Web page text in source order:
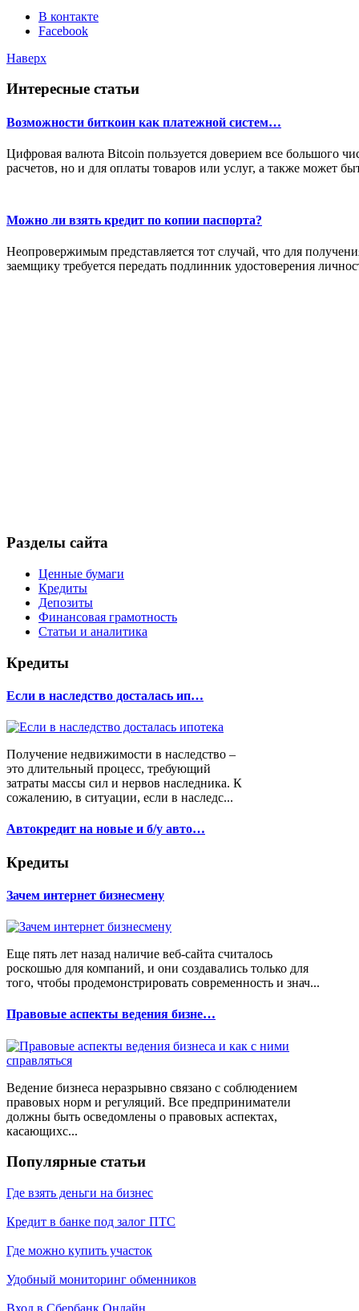
В контакте
Facebook
Наверх
Интересные статьи
Возможности биткоин как платежной систем…
Цифровая валюта Bitcoin пользуется доверием все большого
расчетов, но и для оплаты товаров или услуг, а также может
Можно ли взять кредит по копии паспорта?
Неопровержимым представляется тот случай, что для
заемщику требуется передать подлинник удостоверения
Разделы сайта
Ценные бумаги
Кредиты
Депозиты
Финансовая грамотность
Статьи и аналитика
Кредиты
Если в наследство досталась ип…
Получение недвижимости в наследство –
это длительный процесс, требующий
затраты массы сил и нервов наследника. К
сожалению, в ситуации, если в наследс...
Автокредит на новые и б/у авто…
Кредиты
Зачем интернет бизнесмену
Еще пять лет назад наличие веб-сайта считалось
роскошью для компаний, и они создавались только для
того, чтобы продемонстрировать современность и знач...
Правовые аспекты ведения бизне…
Ведение бизнеса неразрывно связано с соблюдением
правовых норм и регуляций. Все предприниматели
должны быть осведомлены о правовых аспектах,
касающихс...
Популярные статьи
Где взять деньги на бизнес
Кредит в банке под залог ПТС
Где можно купить участок
Удобный мониторинг обменников